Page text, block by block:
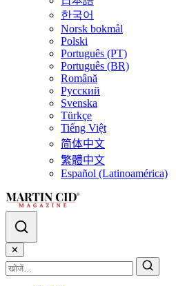
한국어
Norsk bokmål
Polski
Português (PT)
Português (BR)
Română
Русский
Svenska
Türkçe
Tiếng Việt
简体中文
繁體中文
Español (Latinoamérica)
✕